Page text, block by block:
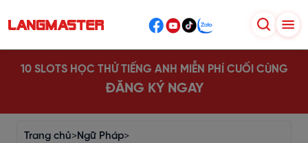
10 SLOTS HỌC THỬ TIẾNG ANH MIỄN PHÍ CUỐI CÙNG
ĐĂNG KÝ NGAY
Trang chủ>Ngữ Pháp>